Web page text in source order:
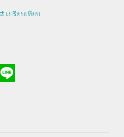
เปรียบเทียบ